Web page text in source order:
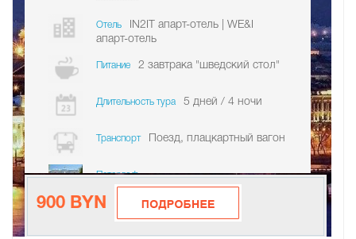
Отель
IN2IT апарт-отель | WE&I
апарт-отель
Питание 2 завтрака "шведский стол"
Длительность тура 5 дней / 4 ночи
Транспорт Поезд, плацкартный вагон
Петергоф
900 BYN